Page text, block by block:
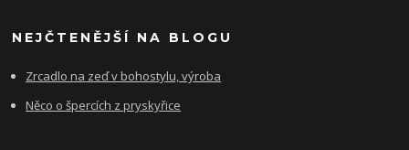
NEJČTENĚJŠÍ NA BLOGU
Zrcadlo na zeď v bohostylu, výroba
Něco o špercích z pryskyřice